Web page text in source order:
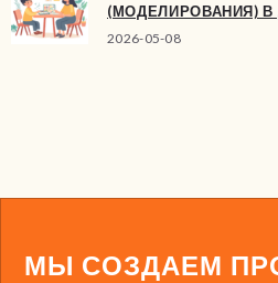
(МОДЕЛИРОВАНИЯ)
2026-05-08
МЫ СОЗДАЕМ